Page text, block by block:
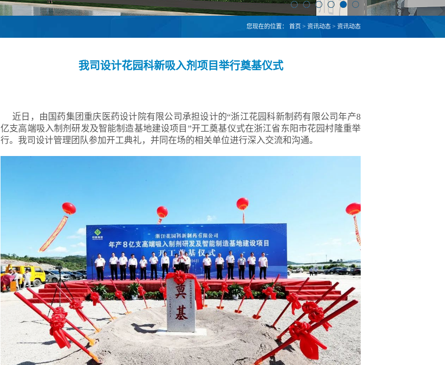
您现在的位置： 首页 > 资讯动态 > 资讯动态
我司设计花园科新吸入剂项目举行奠基仪式
近日，由国药集团重庆医药设计院有限公司承担设计的“浙江花园科新制药有限公司年产8
亿支高端吸入制剂研发及智能制造基地建设项目”开工奠基仪式在浙江省东阳市花园村隆重举
行。我司设计管理团队参加开工典礼，并同在场的相关单位进行深入交流和沟通。